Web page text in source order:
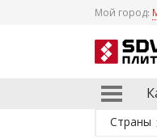
Мой город:
Страны